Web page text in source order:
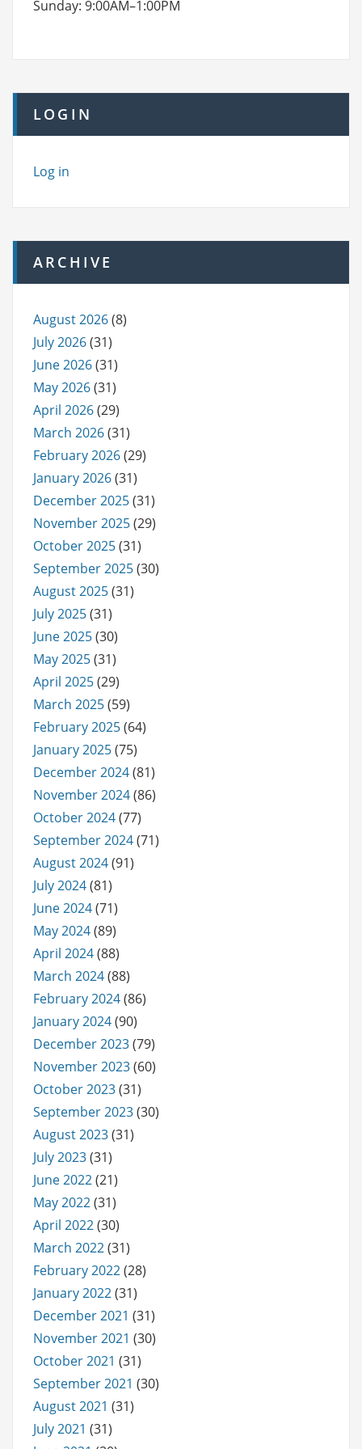
Sunday: 9:00AM–1:00PM
LOGIN
Log in
ARCHIVE
August 2026(8)
July 2026(31)
June 2026(31)
May 2026(31)
April 2026(29)
March 2026(31)
February 2026(29)
January 2026(31)
December 2025(31)
November 2025(29)
October 2025(31)
September 2025(30)
August 2025(31)
July 2025(31)
June 2025(30)
May 2025(31)
April 2025(29)
March 2025(59)
February 2025(64)
January 2025(75)
December 2024(81)
November 2024(86)
October 2024(77)
September 2024(71)
August 2024(91)
July 2024(81)
June 2024(71)
May 2024(89)
April 2024(88)
March 2024(88)
February 2024(86)
January 2024(90)
December 2023(79)
November 2023(60)
October 2023(31)
September 2023(30)
August 2023(31)
July 2023(31)
June 2022(21)
May 2022(31)
April 2022(30)
March 2022(31)
February 2022(28)
January 2022(31)
December 2021 (31)
November 2021 (30)
October 2021 (31)
September 2021 (30)
August 2021 (31)
July 2021 (31)